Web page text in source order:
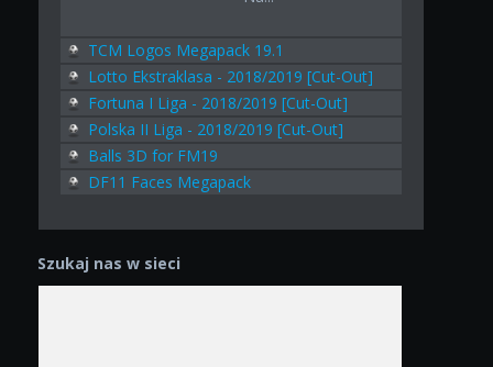
TCM Logos Megapack 19.1
Lotto Ekstraklasa - 2018/2019 [Cut-Out]
Fortuna I Liga - 2018/2019 [Cut-Out]
Polska II Liga - 2018/2019 [Cut-Out]
Balls 3D for FM19
DF11 Faces Megapack
Szukaj nas w sieci